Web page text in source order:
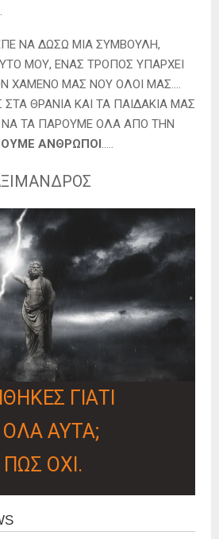
ΝΑ ΔΩΣΩ ΜΙΑ ΣΥΜΒΟΥΛΗ,
ΜΟΥ, ΕΝΑΣ ΤΡΟΠΟΣ ΥΠΑΡΧΕΙ
ΧΑΜΕΝΟ ΜΑΣ ΝΟΥ ΟΛΟΙ ΜΑΣ….
ΘΡΑΝΙΑ ΚΑΙ ΤΑ ΠΑΙΔΑΚΙΑ ΜΑΣ
ΤΑ ΠΑΡΟΥΜΕ ΟΛΑ ΑΠΟ ΤΗΝ
ΑΝΘΡΩΠΟΙ…..
ΓΙΑΤΙ
ΟΛΑ ΑΥΤΑ;
ΟΧΙ.